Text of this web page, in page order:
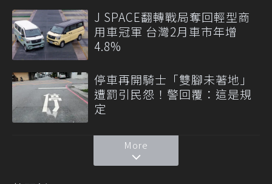
J SPACE翻轉戰局奪回輕型商
用車冠軍 台灣2月車市年增
4.8%
停車再開騎士「雙腳未著地」
遭罰引民怨！警回覆：這是規
定
More